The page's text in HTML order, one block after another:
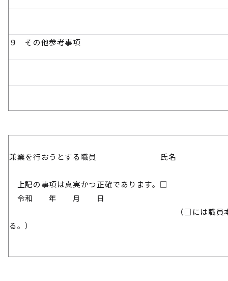
９ その他参考事項
兼業を行おうとする職員 氏名
上記の事項は真実かつ正確であります。□
令和 年 月 日
（□には職員本人がチェ
る。）